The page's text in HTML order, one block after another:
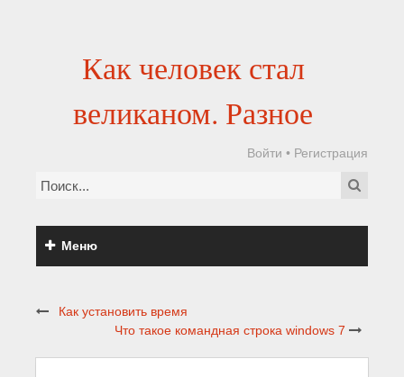
Как человек стал
великаном. Разное
Войти • Регистрация
Меню
Как установить время
Что такое командная строка windows 7